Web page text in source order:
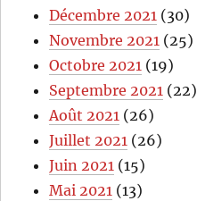
Décembre 2021 (30)
Novembre 2021 (25)
Octobre 2021 (19)
Septembre 2021 (22)
Août 2021 (26)
Juillet 2021 (26)
Juin 2021 (15)
Mai 2021 (13)